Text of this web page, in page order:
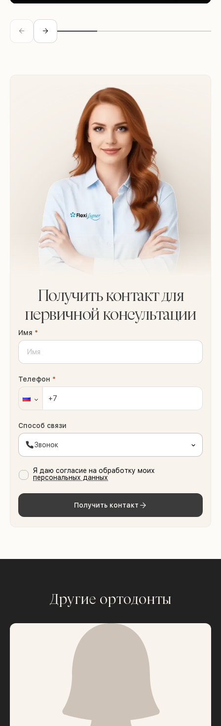
Получить контакт для
первичной консультации
Имя *
Телефон *
Способ связи
Звонок
Я даю согласие на обработку моих
персональных данных
Получить контакт
Другие ортодонты